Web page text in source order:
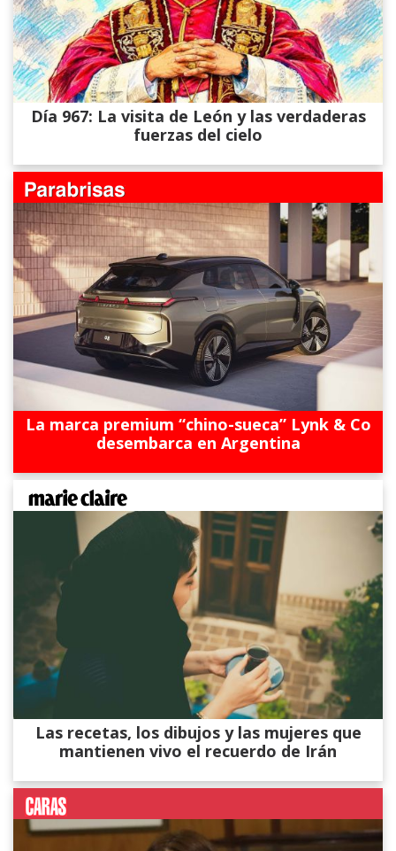
Día 967: La visita de León y las verdaderas
fuerzas del cielo
La marca premium “chino-sueca” Lynk & Co
desembarca en Argentina
Las recetas, los dibujos y las mujeres que
mantienen vivo el recuerdo de Irán